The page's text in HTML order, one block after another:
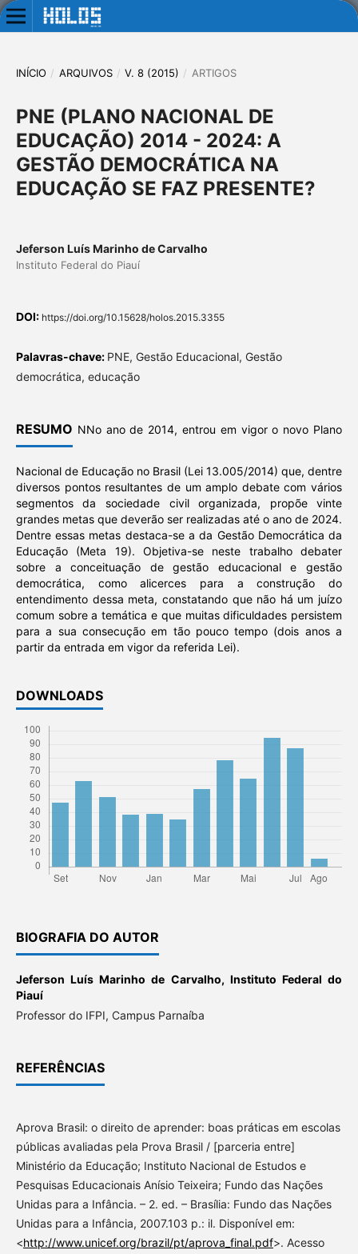
INÍCIO / ARQUIVOS / V. 8 (2015) / ARTIGOS
PNE (PLANO NACIONAL DE
EDUCAÇÃO) 2014 - 2024: A
GESTÃO DEMOCRÁTICA NA
EDUCAÇÃO SE FAZ PRESENTE?
Jeferson Luís Marinho de Carvalho
Instituto Federal do Piauí
DOI: https://doi.org/10.15628/holos.2015.3355
Palavras-chave: PNE, Gestão Educacional, Gestão
democrática, educação
RESUMO NNo ano de 2014, entrou em vigor o novo Plano
Nacional de Educação no Brasil (Lei 13.005/2014) que, dentre
diversos pontos resultantes de um amplo debate com vários
segmentos da sociedade civil organizada, propõe vinte
grandes metas que deverão ser realizadas até o ano de 2024.
Dentre essas metas destaca-se a da Gestão Democrática da
Educação (Meta 19). Objetiva-se neste trabalho debater
sobre a conceituação de gestão educacional e gestão
democrática, como alicerces para a construção do
entendimento dessa meta, constatando que não há um juízo
comum sobre a temática e que muitas dificuldades persistem
para a sua consecução em tão pouco tempo (dois anos a
partir da entrada em vigor da referida Lei).
DOWNLOADS
BIOGRAFIA DO AUTOR
Jeferson Luís Marinho de Carvalho, Instituto Federal do
Piauí
Professor do IFPI, Campus Parnaíba
REFERÊNCIAS
Aprova Brasil: o direito de aprender: boas práticas em escolas
públicas avaliadas pela Prova Brasil / [parceria entre]
Ministério da Educação; Instituto Nacional de Estudos e
Pesquisas Educacionais Anísio Teixeira; Fundo das Nações
Unidas para a Infância. – 2. ed. – Brasília: Fundo das Nações
Unidas para a Infância, 2007.103 p.: il. Disponível em:
<http://www.unicef.org/brazil/pt/aprova_final.pdf>. Acesso